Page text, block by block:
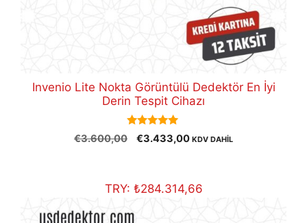
Invenio Lite Nokta Görüntülü Dedektör En İyi
Derin Tespit Cihazı
5.00
out of 5
€3.600,00
Orijinal
€3.433,00Şu
€3.433,00.
KDV DAHİL
TRY: ₺284.314,66